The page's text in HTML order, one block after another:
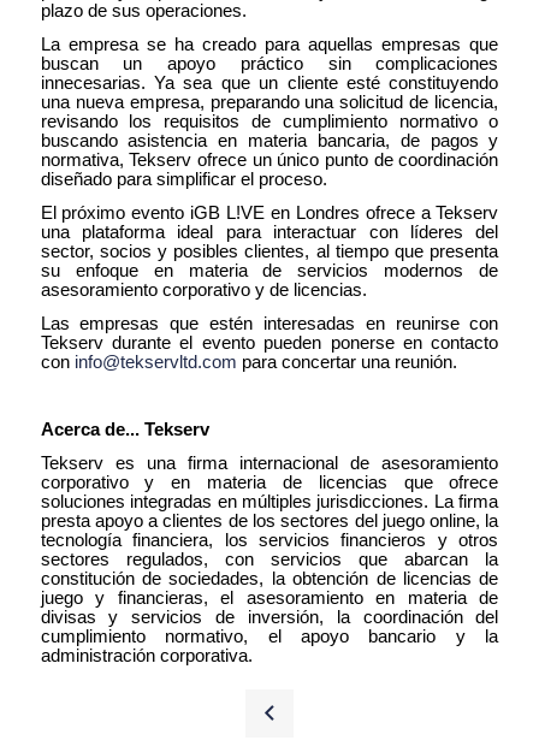
plazo de sus operaciones.
La empresa se ha creado para aquellas empresas que
buscan un apoyo práctico sin complicaciones
innecesarias. Ya sea que un cliente esté constituyendo
una nueva empresa, preparando una solicitud de licencia,
revisando los requisitos de cumplimiento normativo o
buscando asistencia en materia bancaria, de pagos y
normativa, Tekserv ofrece un único punto de coordinación
diseñado para simplificar el proceso.
El próximo evento iGB L!VE en Londres ofrece a Tekserv
una plataforma ideal para interactuar con líderes del
sector, socios y posibles clientes, al tiempo que presenta
su enfoque en materia de servicios modernos de
asesoramiento corporativo y de licencias.
Las empresas que estén interesadas en reunirse con
Tekserv durante el evento pueden ponerse en contacto
con info@tekservltd.com para concertar una reunión.
Acerca de... Tekserv
Tekserv es una firma internacional de asesoramiento
corporativo y en materia de licencias que ofrece
soluciones integradas en múltiples jurisdicciones. La firma
presta apoyo a clientes de los sectores del juego online, la
tecnología financiera, los servicios financieros y otros
sectores regulados, con servicios que abarcan la
constitución de sociedades, la obtención de licencias de
juego y financieras, el asesoramiento en materia de
divisas y servicios de inversión, la coordinación del
cumplimiento normativo, el apoyo bancario y la
administración corporativa.